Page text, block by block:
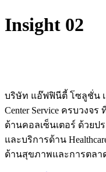
Insight 02
บริษัท แอ๊ฟฟินีตี้ โซลูชั่น เ
Center Service ครบวงจ
ด้านคอลเซ็นเตอร์ ด้วยป
และบริการด้าน
ด้านสุขภาพและการตลา